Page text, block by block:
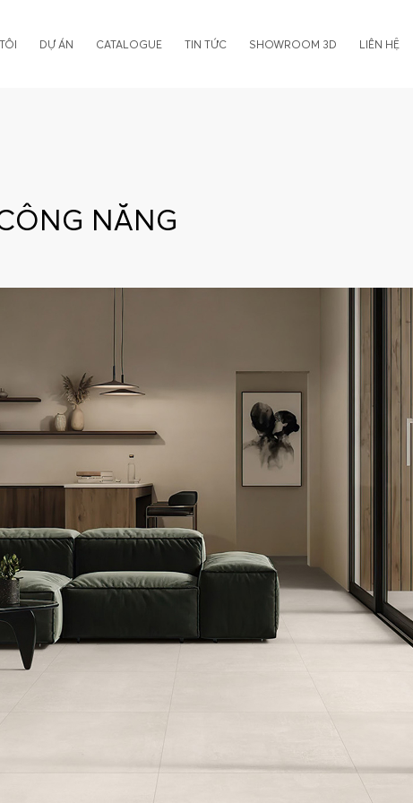
DỰ ÁN CATALOGUE TIN TỨC SHOWROOM 3D LIÊN HỆ
NĂNG